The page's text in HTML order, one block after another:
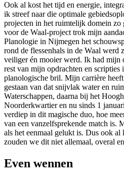
Ook al kost het tijd en energie,
ik streef naar die optimale
projecten in het ruimtelijk domein
voor de Waal-project trok mijn
Planologie in Nijmegen het
rond de flessenhals in de Waal werd
veiliger én mooier werd. Ik had mijn
rest van mijn opdrachten en scripties
planologische bril. Mijn carrière
gestaan van dat snijvlak water en
Waterschappen, daarna bij het
Noorderkwartier en nu sinds 1
verdiep in dit magische duo, hoe
van een vanzelfsprekende match is.
als het eenmaal gelukt is. Dus ook
zouden we dit niet allemaal, overal
Even wennen